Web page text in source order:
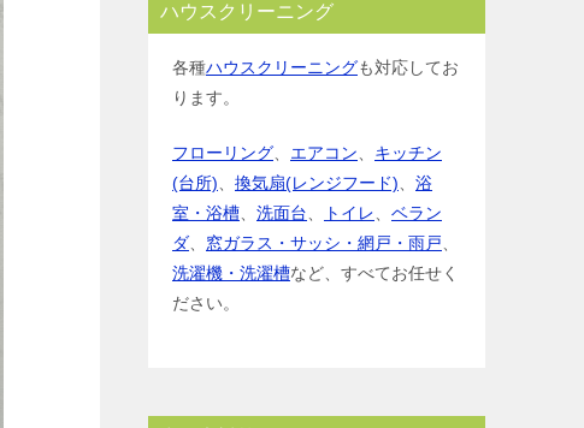
ハウスクリーニング
各種ハウスクリーニングも対応してお
ります。
フローリング エアコン
キッチン
(台所)
換気扇(レンジフード)
浴
室・浴槽
洗面台 トイレ
ベラン
ダ
窓ガラス・サッシ・網戸・雨戸
洗濯機・洗濯槽など、すべてお任せく
ださい。